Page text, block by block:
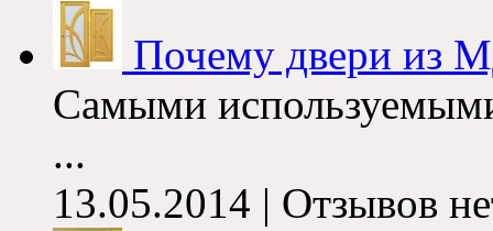
Почему двери из
Самыми
...
13.05.2014 | Отзывов